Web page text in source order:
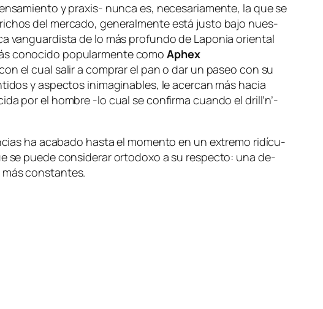
ypra­xis- nun­ca es, ne­ce­sa­ria­men­te, la que se
del mer­ca­do, ge­ne­ral­men­te es­tá jus­to ba­jo nues­
van­guar­dis­ta de lo más pro­fun­do de Laponia orien­tal
co­no­ci­do po­pu­lar­men­te co­moAphex
el cual sa­lir a com­prar el pan o dar un pa­seo con su
y as­pec­tos inima­gi­na­bles, le acer­can más ha­cia
por el hom­bre ‑lo cual se con­fir­ma cuan­do el dri­ll’­n’­
ha aca­ba­do has­ta el mo­men­to en un ex­tre­mo ri­dícu­
se pue­de con­si­de­rar or­to­do­xo a su res­pec­to: una de­
constantes.